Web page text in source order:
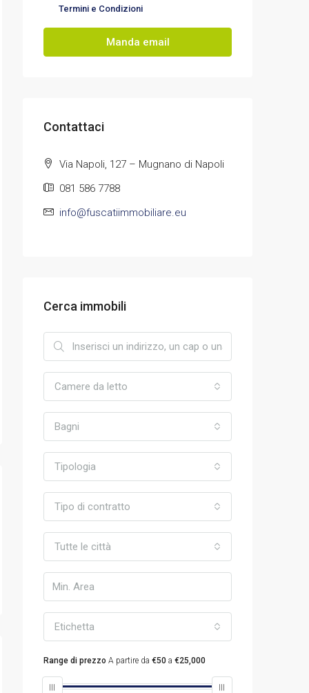
Termini e Condizioni
Manda email
Contattaci
Via Napoli, 127 – Mugnano di Napoli
081 586 7788
info@fuscatiimmobiliare.eu
Cerca immobili
Camere da letto
Bagni
Tipologia
Tipo di contratto
Tutte le città
Etichetta
Range di prezzo A partire da €50 a €25,000